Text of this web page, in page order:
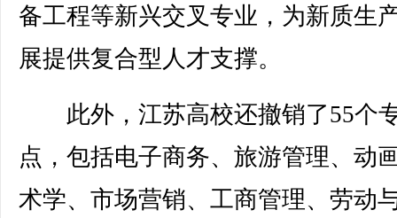
备工程等新兴交叉专业，为新质生
展提供复合型人才支撑。
此外，江苏高校还撤销了55个
点，包括电子商务、旅游管理、动
术学、市场营销、工商管理、劳动